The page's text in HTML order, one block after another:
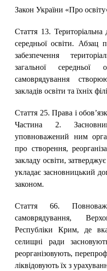
Закон України «Про
Стаття 13. Територіальна
середньої освіти.
забезпечення
загальної середньої
самоврядування
закладів освіти та їхніх
Стаття 25. Права і
Частина 2.
уповноважений ним
про створення,
закладу освіти,
укладає засновницький
законом.
Стаття 66.
самоврядування,
Республіки Крим, де
селищні ради
реорганізовують,
ліквідовують їх з